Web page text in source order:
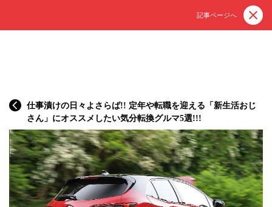
記事ページへ
仕事漬けの日々よさらば!! 定年や転職を迎える「新生活おじ
さん」にオススメしたい気分転換グルマ5選!!!